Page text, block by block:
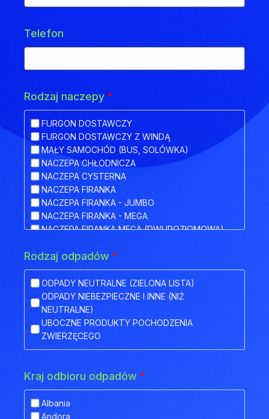
Telefon
Rodzaj naczepy *
FURGON DOSTAWCZY
FURGON DOSTAWCZY Z WINDĄ
MAŁY SAMOCHÓD (BUS, SOLÓWKA)
NACZEPA CHŁODNICZA
NACZEPA CYSTERNA
NACZEPA FIRANKA
NACZEPA FIRANKA - JUMBO
NACZEPA FIRANKA - MEGA
NACZEPA FIRANKA MEGA (DWUPOZIOMOWA)
NACZEPA HAKOWA Z PRZYCZEPĄ
NACZEPA IZOTERMA
NACZEPA KŁONICOWA
NACZEPA KONTENEROWA
NACZEPA MEGA (NISKOPODWOZIOWA)
NACZEPA NISKOPODWOZIOWA
NACZEPA NISKOPODWOZIOWA Z OBNIŻONYM
POKŁADEM
NACZEPA PLATFORMA
NACZEPA PLATFORMOWA BDF
NACZEPA PRZEZNACZONA DO TRANSPORTU
ZWIERZĄT
Rodzaj odpadów *
ODPADY NEUTRALNE (ZIELONA LISTA)
ODPADY NIEBEZPIECZNE I INNE (NIŻ
NEUTRALNE)
UBOCZNE PRODUKTY POCHODZENIA
ZWIERZĘCEGO
Kraj odbioru odpadów *
Albania
Andora